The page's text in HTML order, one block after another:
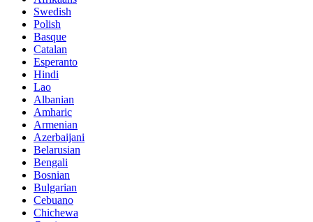
Swedish
Polish
Basque
Catalan
Esperanto
Hindi
Lao
Albanian
Amharic
Armenian
Azerbaijani
Belarusian
Bengali
Bosnian
Bulgarian
Cebuano
Chichewa